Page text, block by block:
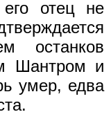
отец не
останков
Шантром и
умер, едва